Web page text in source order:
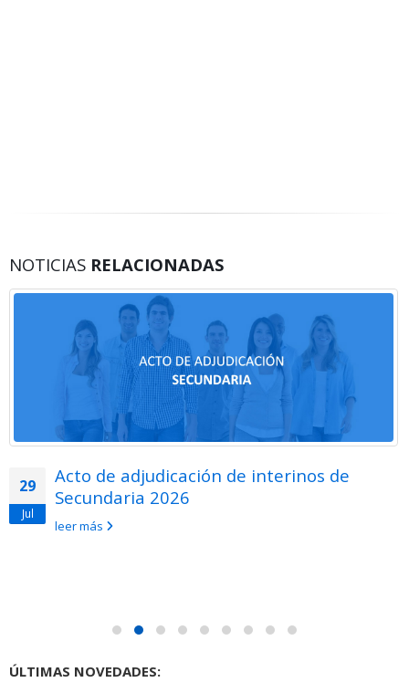
NOTICIAS RELACIONADAS
29
Jul
Acto de adjudicación de interinos de
Secundaria 2026
leer más
ÚLTIMAS NOVEDADES: